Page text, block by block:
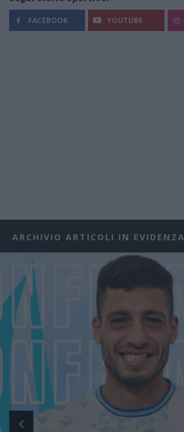
FACEBOOK YOUTUBE
ARCHIVIO ARTICOLI IN EVIDENZA